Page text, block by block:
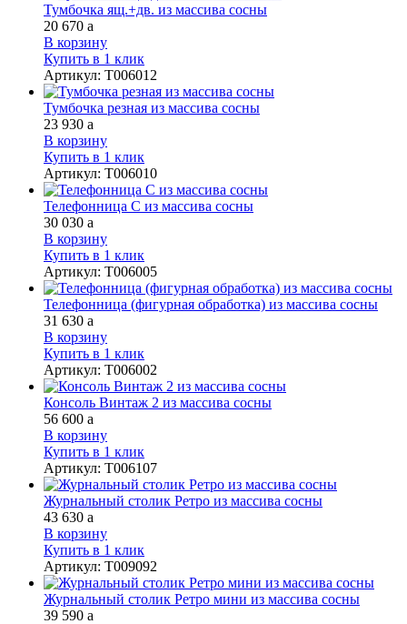
Тумбочка ящ.+дв. из массива сосны
20 670 a
В корзину
Купить в 1 клик
Артикул: Т006012
Тумбочка резная из массива сосны
23 930 a
В корзину
Купить в 1 клик
Артикул: Т006010
Телефонница С из массива сосны
30 030 a
В корзину
Купить в 1 клик
Артикул: Т006005
Телефонница (фигурная обработка) из массива сосны
31 630 a
В корзину
Купить в 1 клик
Артикул: Т006002
Консоль Винтаж 2 из массива сосны
56 600 a
В корзину
Купить в 1 клик
Артикул: Т006107
Журнальный столик Ретро из массива сосны
43 630 a
В корзину
Купить в 1 клик
Артикул: Т009092
Журнальный столик Ретро мини из массива сосны
39 590 a